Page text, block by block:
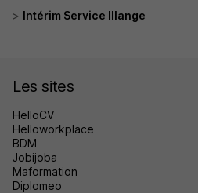
Intérim Service Illange
Les sites
HelloCV
Helloworkplace
BDM
Jobijoba
Maformation
Diplomeo